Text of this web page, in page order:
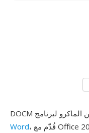
Word، قُدّم مع Office 2007 كجزء من عائلة Office Open XML.